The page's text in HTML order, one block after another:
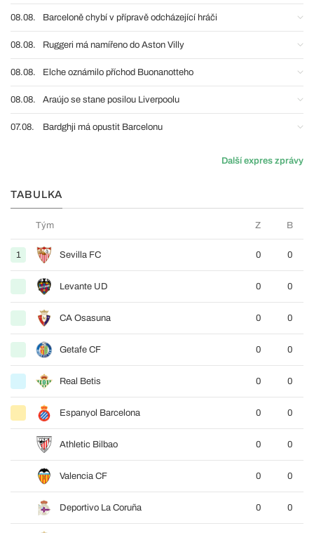
08.08. Barceloně chybí v přípravě odcházející hráči
08.08. Ruggeri má namířeno do Aston Villy
08.08. Elche oznámilo příchod Buonanotteho
08.08. Araújo se stane posilou Liverpoolu
07.08. Bardghji má opustit Barcelonu
Další expres zprávy
TABULKA
Tým Z B
1 Sevilla FC 0 0
Levante UD 0 0
CA Osasuna 0 0
Getafe CF 0 0
Real Betis 0 0
Espanyol Barcelona 0 0
Athletic Bilbao 0 0
Valencia CF 0 0
Deportivo La Coruña 0 0